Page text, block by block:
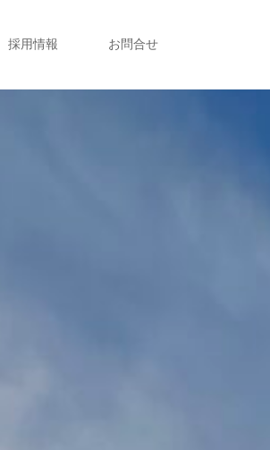
採用情報 お問合せ